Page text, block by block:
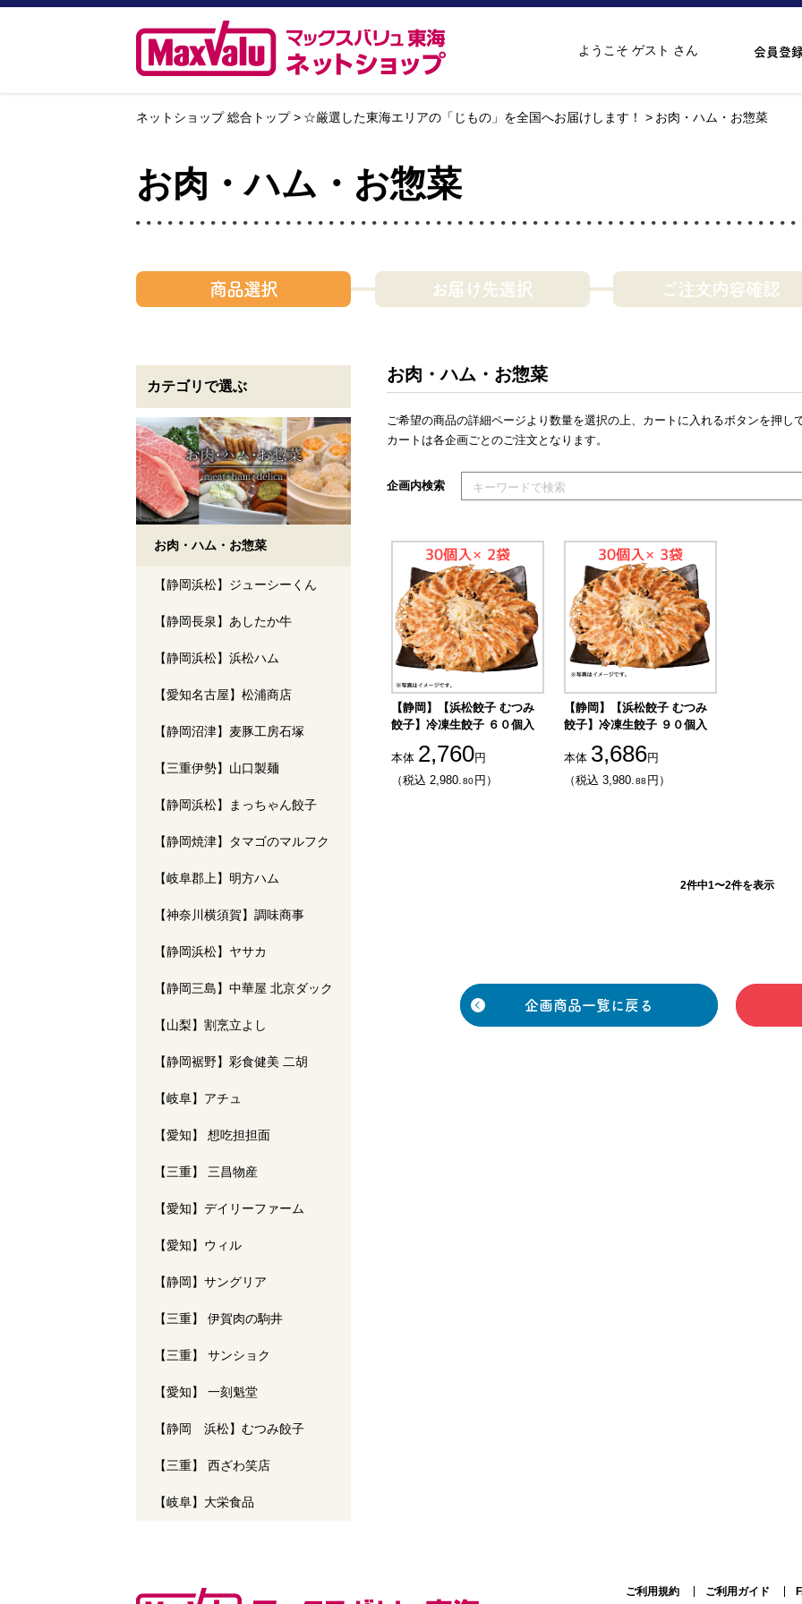
ようこそ ゲスト さん 会員登
ネットショップ 総合トップ ☆厳選した東海エリアの「じもの」を全国へお届けします！ お肉・ハム・お惣菜
お肉・ハム・お惣菜
商品選択 お届け先選択 ご注文内容確認
カテゴリで選ぶ
お肉・ハム・お惣菜
【静岡浜松】ジューシーくん
【静岡長泉】あしたか牛
【静岡浜松】浜松ハム
【愛知名古屋】松浦商店
【静岡沼津】麦豚工房石塚
【三重伊勢】山口製麺
【静岡浜松】まっちゃん餃子
【静岡焼津】タマゴのマルフク
【岐阜郡上】明方ハム
【神奈川横須賀】調味商事
【静岡浜松】ヤサカ
【静岡三島】中華屋 北京ダック
【山梨】割烹立よし
【静岡裾野】彩食健美 二胡
【岐阜】アチュ
【愛知】 想吃担担面
【三重】 三昌物産
【愛知】デイリーファーム
【愛知】ウィル
【静岡】サングリア
【三重】 伊賀肉の駒井
【三重】 サンショク
【愛知】 一刻魁堂
【静岡 浜松】むつみ餃子
【三重】 西ざわ笑店
【岐阜】大栄食品
お肉・ハム・お惣菜
ご希望の商品の詳細ページより数量を選択の上、カートに入れるボタンを押し
カートは各企画ごとのご注文となります。
検索キーワードを入力してください
企画内検索
【静岡】【浜松餃子 むつみ
餃子】冷凍生餃子 ６０個入
本体 2,760円
（税込 2,980. 80 円）
【静岡】【浜松餃子 むつみ
餃子】冷凍生餃子 ９０個入
本体 3,686円
（税込 3,980. 88 円）
2件中1〜2件を表示
企画商品一覧に戻る
ご利用規約 ご利用ガイド